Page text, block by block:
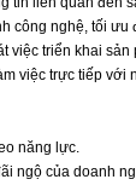
công nghệ, tối ưu
việc triển khai
việc trực tiếp với
năng lực.
ngộ của doanh